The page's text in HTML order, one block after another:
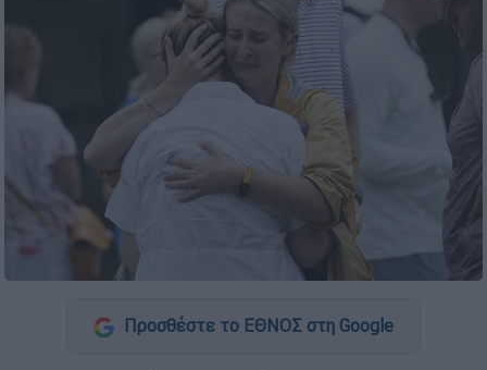
Προσθέστε το ΕΘΝΟΣ στη Google